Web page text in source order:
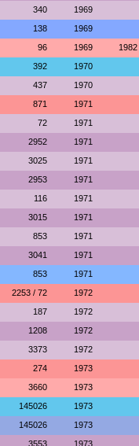
340 1969
138 1969
96 1969 1982
392 1970
437 1970
871 1971
72 1971
2952 1971
3025 1971
2953 1971
116 1971
3015 1971
853 1971
3041 1971
853 1971
2253 / 72 1972
187 1972
1208 1972
3373 1972
274 1973
3660 1973
145026 1973
145026 1973
3553 1973